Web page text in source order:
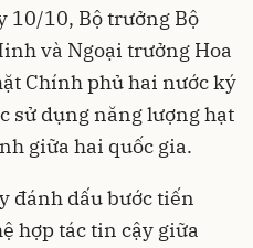
10/10, Bộ trưởng Bộ
và Ngoại trưởng Hoa
Chính phủ hai nước ký
sử dụng năng lượng hạt
giữa hai quốc gia.
đánh dấu bước tiến
hợp tác tin cậy giữa